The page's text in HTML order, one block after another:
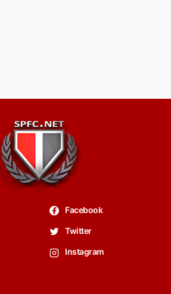
Facebook
Twitter
Instagram